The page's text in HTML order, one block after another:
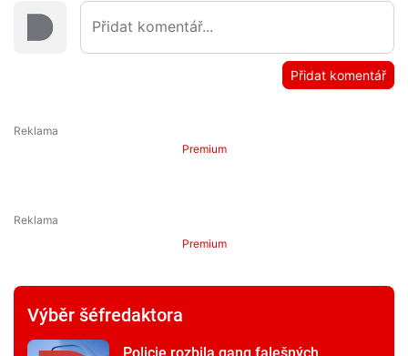
Přidat komentář
Premium
Premium
Výběr šéfredaktora
Policie rozbila gang falešných